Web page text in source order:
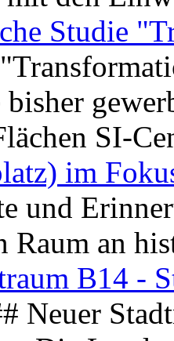
Studie
bisher
SI-
im
und
Raum an
B14 -
Neuer